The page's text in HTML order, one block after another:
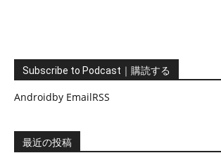
Subscribe to Podcast｜購読する
Androidby EmailRSS
最近の投稿